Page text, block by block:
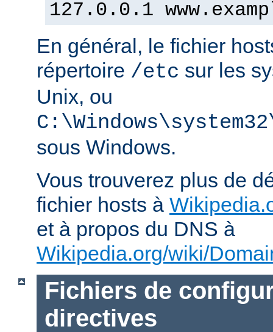
127.0.0.1
En général, le fichier
répertoire /etc sur les
Unix, ou
sous Windows.
Vous trouverez plus de
fichier hosts à
et à propos du DNS à
Wikipedia.org/wiki/
Fichiers de
directives